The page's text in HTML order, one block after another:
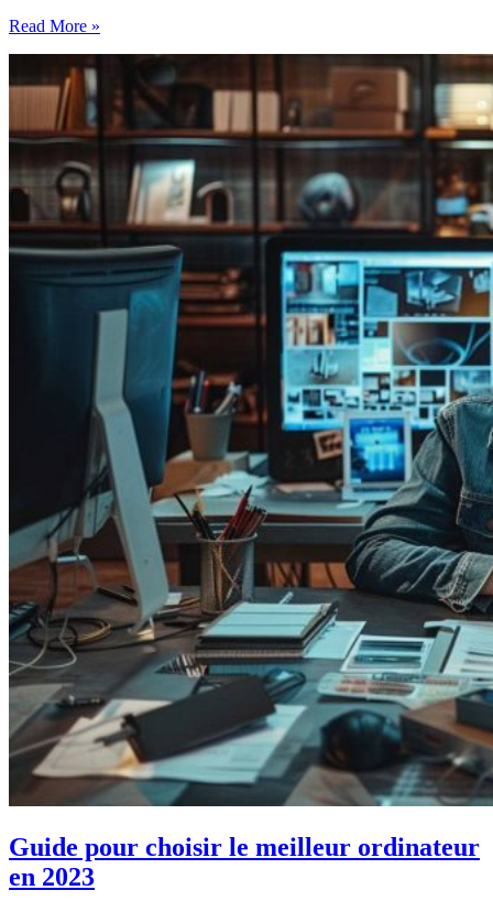
Téléchargez
2007
gratuitement
Read More »
Guide pour choisir le meilleur ordinateur
en 2023